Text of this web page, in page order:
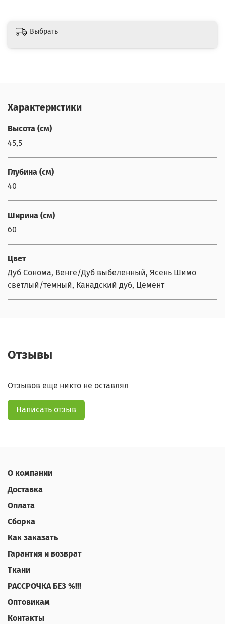
Выбрать
Характеристики
Высота (см)
45,5
Глубина (см)
40
Ширина (см)
60
Цвет
Дуб Сонома, Венге/Дуб выбеленный, Ясень Шимо
светлый/темный, Канадский дуб, Цемент
Отзывы
Отзывов еще никто не оставлял
Написать отзыв
О компании
Доставка
Оплата
Сборка
Как заказать
Гарантия и возврат
Ткани
РАССРОЧКА БЕЗ %!!!
Оптовикам
Контакты